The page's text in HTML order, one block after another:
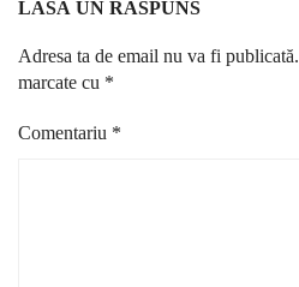
LASĂ UN RĂSPUNS
Adresa ta de email nu va fi publicată.
marcate cu *
Comentariu *